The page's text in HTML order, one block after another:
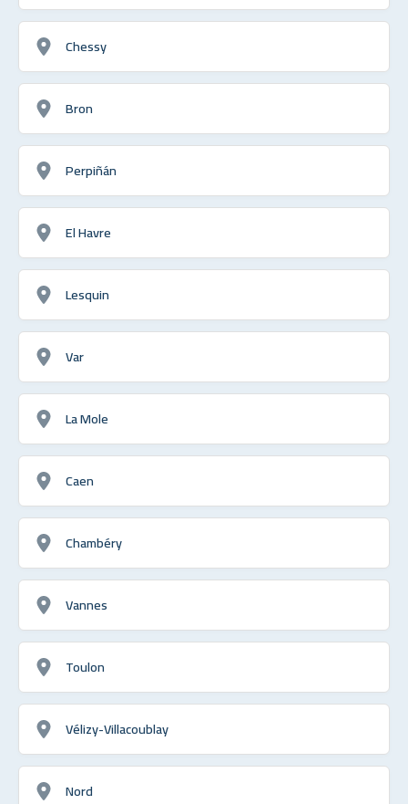
Chessy
Bron
Perpiñán
El Havre
Lesquin
Var
La Mole
Caen
Chambéry
Vannes
Toulon
Vélizy-Villacoublay
Nord